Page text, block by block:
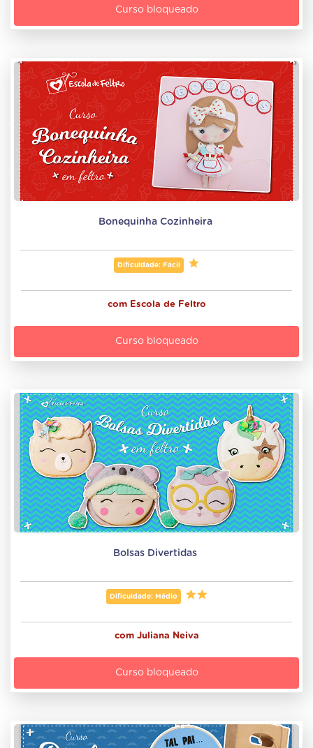
Curso bloqueado
Bonequinha Cozinheira
Dificuldade: Fácil
com Escola de Feltro
Curso bloqueado
Bolsas Divertidas
Dificuldade: Médio
com Juliana Neiva
Curso bloqueado